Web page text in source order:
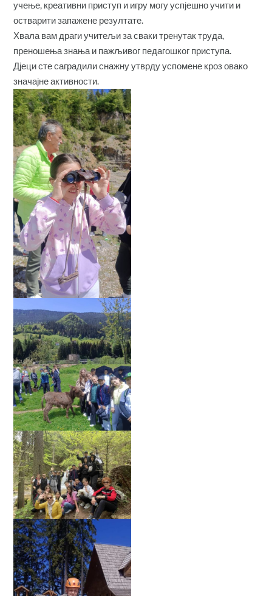
учење, креативни приступ и игру могу успјешно учити и
остварити запажене резултате.
Хвала вам драги учитељи за сваки тренутак труда,
преношења знања и пажљивог педагошког приступа.
Дјеци сте саградили снажну утврду успомене кроз овако
значајне активности.